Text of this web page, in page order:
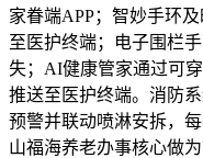
家眷端APP；智妙手环
至医护终端；电子围栏
失；AI健康管家通过可
推送至医护终端。消防
预警并联动喷淋安拆，
山福海养老办事核心做